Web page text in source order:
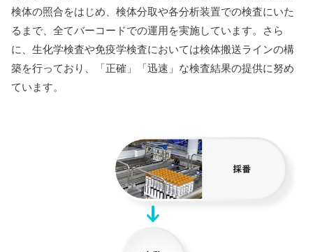
検体の照合をはじめ、検体分取や各分析装置での検査にいた
るまで、全てバーコードでの運用を実施しています。さら
に、生化学検査や免疫学検査においては検体搬送ラインの構
築を行っており、「正確」「迅速」な検査結果の提供に努め
ています。